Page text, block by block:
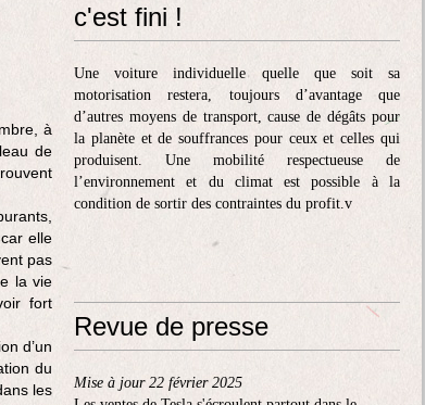
à
de
elle
pas
la vie
fort
d’un
du
les
c'est fini !
Une voiture individuelle quelle que soit sa
motorisation restera, toujours d’avantage que
d’autres moyens de transport, cause de dégâts pour
la planète et de souffrances pour ceux et celles qui
produisent. Une mobilité respectueuse de
l’environnement et du climat est possible à la
condition de sortir des contraintes du profit.v
Revue de presse
Mise à jour 22 février 2025